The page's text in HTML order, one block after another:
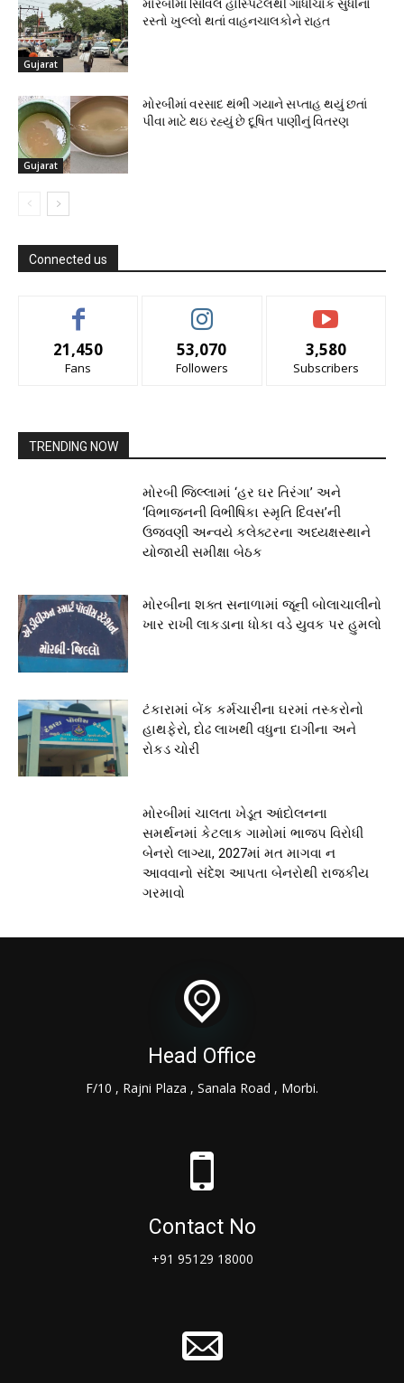
Gujarat
મોરબીમાં સિવિલ હોસ્પિટલથી ગાંધીચોક સુધીનો
રસ્તો ખુલ્લો થતાં વાહનચાલકોને રાહત
Gujarat
મોરબીમાં વરસાદ થંભી ગયાને સપ્તાહ થયું છતાં
પીવા માટે થઇ રહ્યું છે દૂષિત પાણીનું વિતરણ
Connected us
21,450
Fans
53,070
Followers
3,580
Subscribers
TRENDING NOW
મોરબી જિલ્લામાં ‘હર ઘર તિરંગા’ અને
‘વિભાજનની વિભીષિકા સ્મૃતિ દિવસ’ની
ઉજવણી અન્વયે કલેક્ટરના અધ્યક્ષસ્થાને
યોજાયી સમીક્ષા બેઠક
મોરબીના શક્ત સનાળામાં જૂની બોલાચાલીનો
ખાર રાખી લાકડાના ધોકા વડે યુવક પર હુમલો
ટંકારામાં બેંક કર્મચારીના ઘરમાં તસ્કરોનો
હાથફેરો, દોઢ લાખથી વધુના દાગીના અને
રોકડ ચોરી
મોરબીમાં ચાલતા ખેડૂત આંદોલનના
સમર્થનમાં કેટલાક ગામોમાં ભાજપ વિરોધી
બેનરો લાગ્યા, 2027માં મત માગવા ન
આવવાનો સંદેશ આપતા બેનરોથી રાજકીય
ગરમાવો
Head Office
F/10 , Rajni Plaza , Sanala Road , Morbi.
Contact No
+91 95129 18000